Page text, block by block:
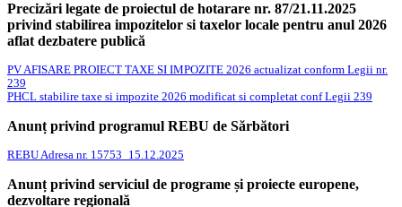
Precizări legate de proiectul de hotarare nr. 87/21.11.2025
privind stabilirea impozitelor si taxelor locale pentru anul 2026
aflat dezbatere publică
PV AFISARE PROIECT TAXE SI IMPOZITE 2026 actualizat conform Legii nr.
239
PHCL stabilire taxe si impozite 2026 modificat si completat conf Legii 239
Anunț privind programul REBU de Sărbători
REBU Adresa nr. 15753_15.12.2025
Anunț privind serviciul de programe și proiecte europene,
dezvoltare regională